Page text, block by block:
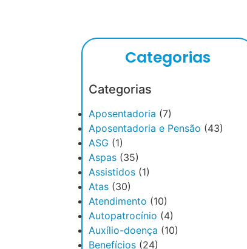
Categorias
Categorias
Aposentadoria (7)
Aposentadoria e Pensão (43)
ASG (1)
Aspas(35)
Assistidos(1)
Atas(30)
Atendimento (10)
Autopatrocínio (4)
Auxílio-doença (10)
Benefícios(24)